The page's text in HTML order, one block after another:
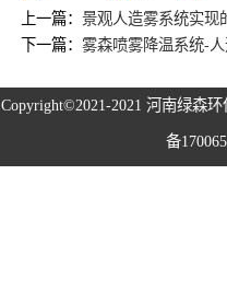
上一篇：景观人造雾系统实现
下一篇：雾森喷雾降温系统-
Copyright©2021-2021 河南绿森环
备
小区喷雾设备
高空除尘雾桩